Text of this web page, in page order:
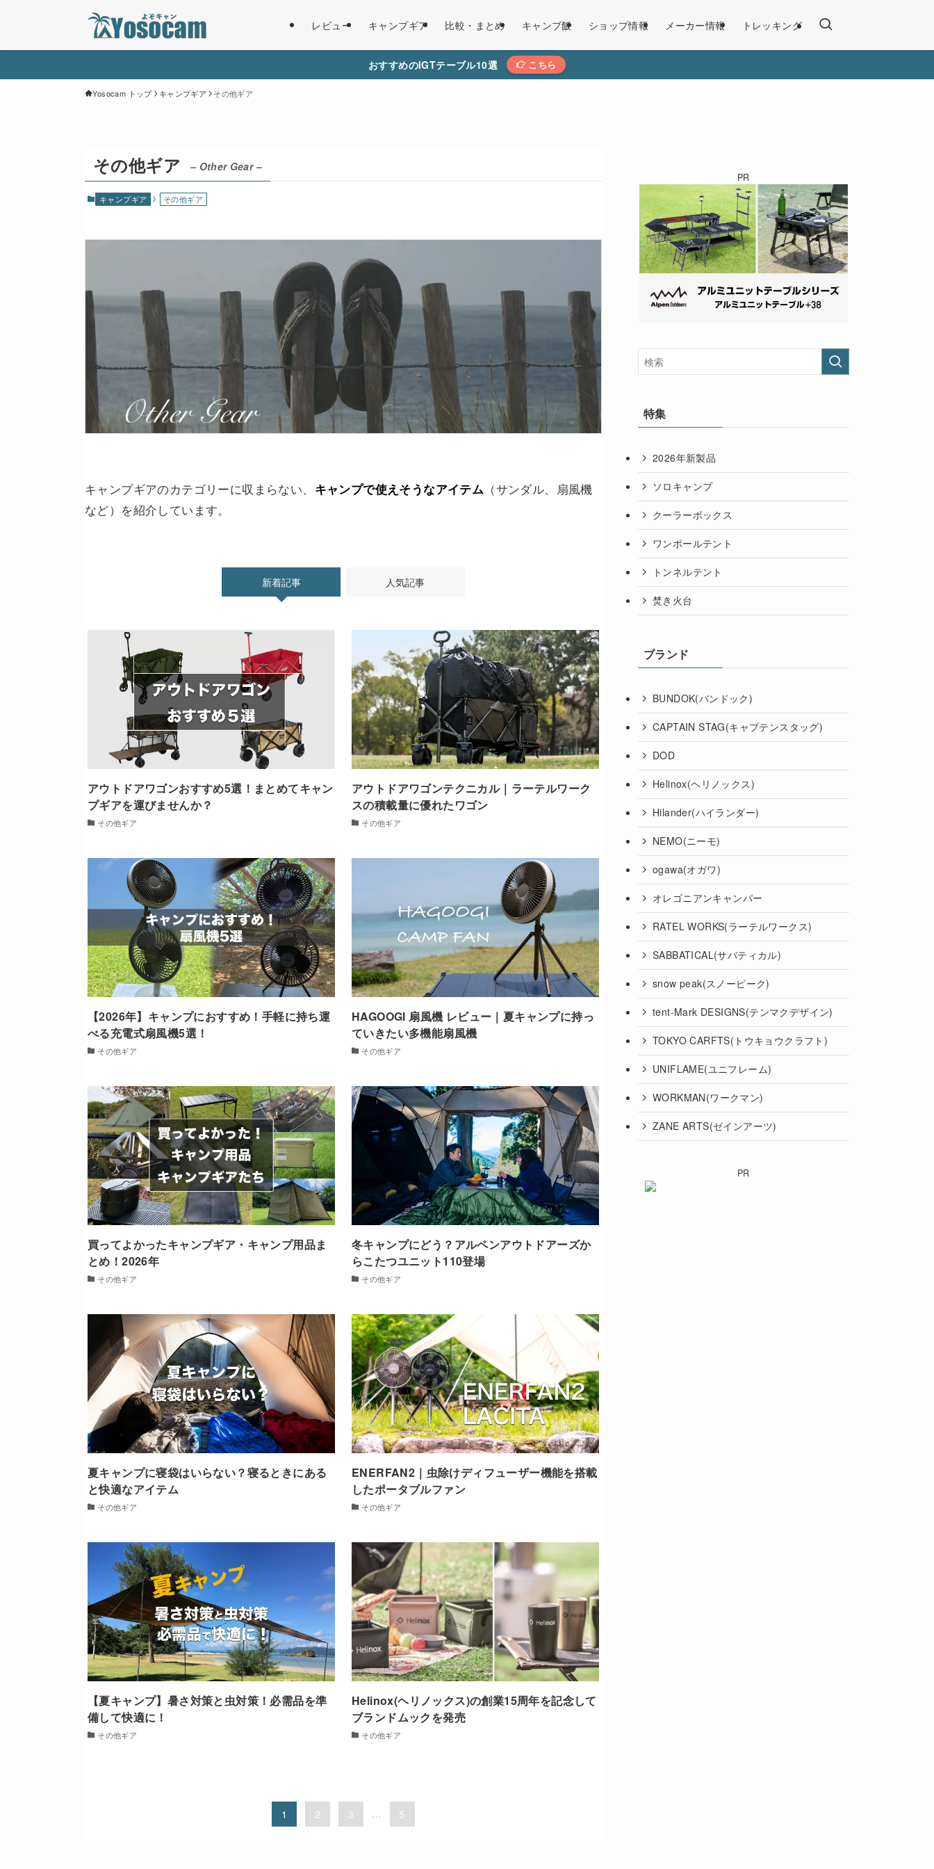
レビュー キャンプギア 比較・まとめ キャンプ飯 ショップ情報 メーカー情報 トレッキング
おすすめのIGTテーブル10選 こちら
Yosocam トップ キャンプギア その他ギア
その他ギア – Other Gear –
キャンプギア その他ギア
キャンプギアのカテゴリーに収まらない、 キャンプで使えそうなアイテム （サンダル、扇風機
など）を紹介しています。
新着記事 人気記事
アウトドアワゴンおすすめ5選！まとめてキャン
プギアを運びませんか？
その他ギア
アウトドアワゴンテクニカル｜ラーテルワーク
スの積載量に優れたワゴン
その他ギア
【2026年】キャンプにおすすめ！手軽に持ち運
べる充電式扇風機5選！
その他ギア
HAGOOGI 扇風機 レビュー｜夏キャンプに持っ
ていきたい多機能扇風機
その他ギア
買ってよかったキャンプギア・キャンプ用品ま
とめ！2026年
その他ギア
冬キャンプにどう？アルペンアウトドアーズか
らこたつユニット110登場
その他ギア
夏キャンプに寝袋はいらない？寝るときにある
と快適なアイテム
その他ギア
ENERFAN2｜虫除けディフューザー機能を搭載
したポータブルファン
その他ギア
【夏キャンプ】暑さ対策と虫対策！必需品を準
備して快適に！
その他ギア
Helinox(ヘリノックス)の創業15周年を記念して
ブランドムックを発売
その他ギア
1 2 3 ... 5
PR
特集
2026年新製品
ソロキャンプ
クーラーボックス
ワンポールテント
トンネルテント
焚き火台
ブランド
BUNDOK(バンドック)
CAPTAIN STAG(キャプテンスタッグ)
DOD
Helinox(ヘリノックス)
Hilander(ハイランダー)
NEMO(ニーモ)
ogawa(オガワ)
オレゴニアンキャンパー
RATEL WORKS(ラーテルワークス)
SABBATICAL(サバティカル)
snow peak(スノーピーク)
tent-Mark DESIGNS(テンマクデザイン)
TOKYO CARFTS(トウキョウクラフト)
UNIFLAME(ユニフレーム)
WORKMAN(ワークマン)
ZANE ARTS(ゼインアーツ)
PR